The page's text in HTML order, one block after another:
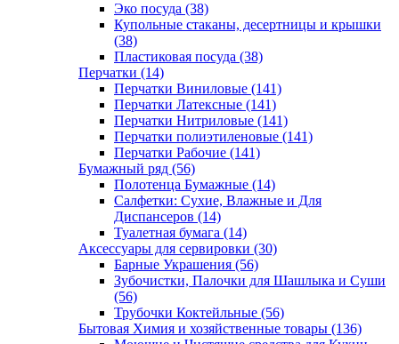
Эко посуда (38)
Купольные стаканы, десертницы и крышки
(38)
Пластиковая посуда (38)
Перчатки (14)
Перчатки Виниловые (141)
Перчатки Латексные (141)
Перчатки Нитриловые (141)
Перчатки полиэтиленовые (141)
Перчатки Рабочие (141)
Бумажный ряд (56)
Полотенца Бумажные (14)
Салфетки: Сухие, Влажные и Для
Диспансеров (14)
Туалетная бумага (14)
Аксессуары для сервировки (30)
Барные Украшения (56)
Зубочистки, Палочки для Шашлыка и Суши
(56)
Трубочки Коктейльные (56)
Бытовая Химия и хозяйственные товары (136)